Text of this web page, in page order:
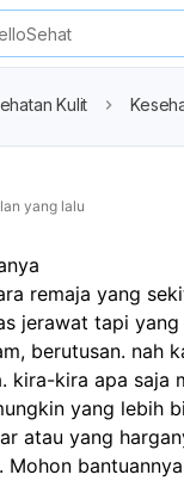
Kulit
yang lalu
remaja yang
jerawat tapi
berutusan. nah
kira-kira apa
yang lebih
atau yang
Mohon